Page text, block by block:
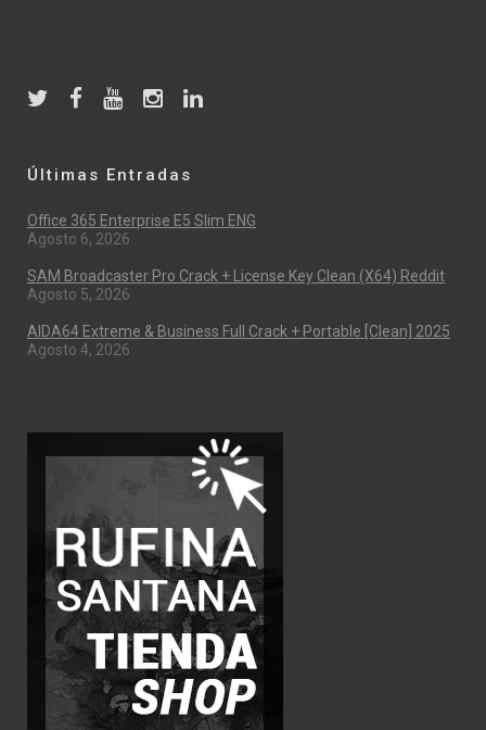
Últimas Entradas
Office 365 Enterprise E5 Slim ENG
Agosto 6, 2026
SAM Broadcaster Pro Crack + License Key Clean (x64) Reddit
Agosto 5, 2026
AIDA64 Extreme & Business Full Crack + Portable [Clean] 2025
Agosto 4, 2026